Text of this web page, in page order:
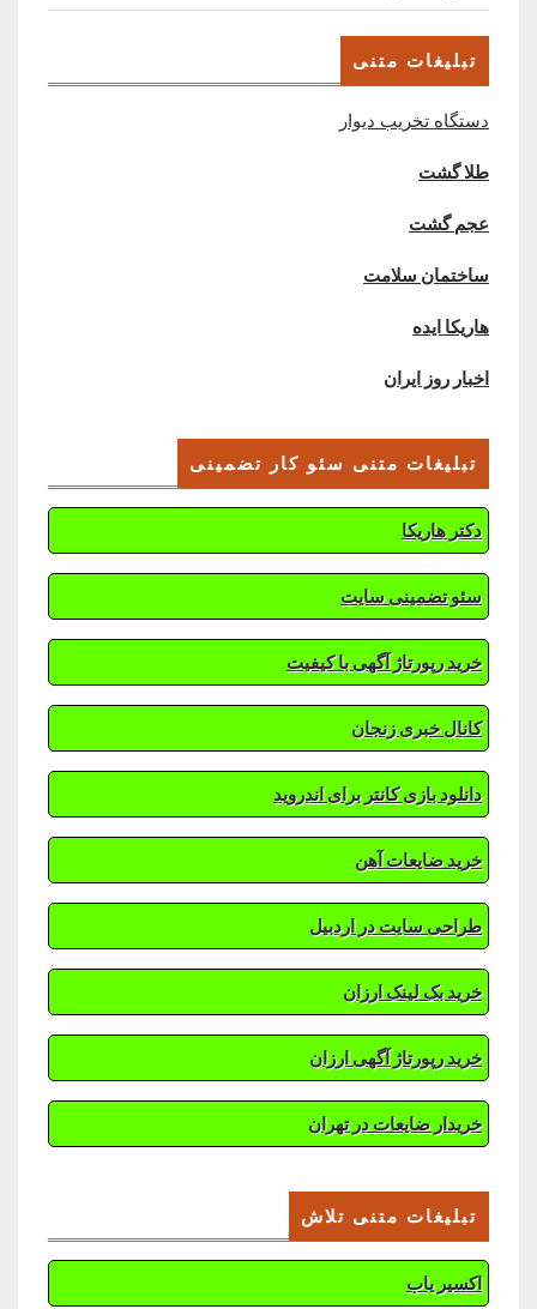
تبلیغات متنی
دستگاه تخریب دیوار
طلا گشت
عجم گشت
ساختمان سلامت
هاریکا ایده
اخبار روز ایران
تبلیغات متنی سئو کار تضمینی
دکتر هاریکا
سئو تضمینی سایت
خرید رپورتاژ آگهی با کیفیت
کانال خبری زنجان
دانلود بازی کانتر برای اندروید
خرید ضایعات آهن
طراحی سایت در اردبیل
خرید بک لینک ارزان
خرید رپورتاژ آگهی ارزان
خریدار ضایعات در تهران
تبلیغات متنی تلاش
اکسیر یاب